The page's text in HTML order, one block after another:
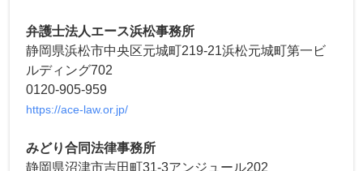
弁護士法人エース浜松事務所
静岡県浜松市中央区元城町219-21浜松元城町第一ビ
ルディング702
0120-905-959
https://ace-law.or.jp/
みどり合同法律事務所
静岡県沼津市吉田町31-3アンジュール202